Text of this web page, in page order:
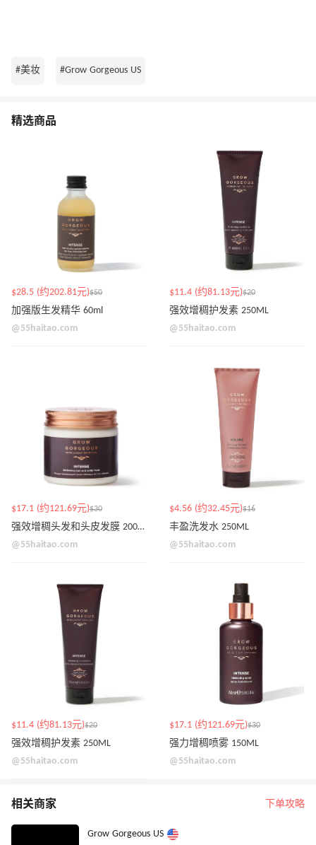
#美妆 #Grow Gorgeous US
精选商品
$28.5 (约202.81元)$50
加强版生发精华 60ml
@55haitao.com
$11.4 (约81.13元)$20
强效增稠护发素 250ML
@55haitao.com
$17.1 (约121.69元)$30
强效增稠头发和头皮发膜 200ML
@55haitao.com
$4.56 (约32.45元)$16
丰盈洗发水 250ML
@55haitao.com
$11.4 (约81.13元)$20
强效增稠护发素 250ML
@55haitao.com
$17.1 (约121.69元)$30
强力增稠喷雾 150ML
@55haitao.com
相关商家 下单攻略
Grow Gorgeous US